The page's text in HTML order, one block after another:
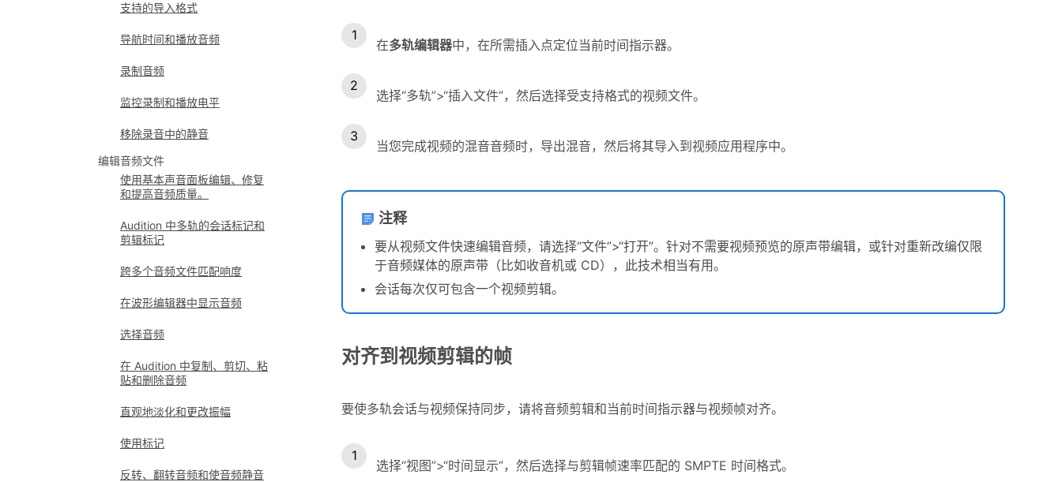
支持的导入格式
导航时间和播放音频
录制音频
监控录制和播放电平
移除录音中的静音
编辑音频文件
使用基本声音面板编辑、修复
和提高音频质量。
Audition 中多轨的会话标记和
剪辑标记
跨多个音频文件匹配响度
在波形编辑器中显示音频
选择音频
在 Audition 中复制、剪切、粘
贴和删除音频
直观地淡化和更改振幅
使用标记
反转、翻转音频和使音频静音
在多轨编辑器中，在所需插入点定位当前时间指示器。
选择“多轨”>“插入文件”，然后选择受支持格式的视频文件。
当您完成视频的混音音频时，导出混音，然后将其导入到视频应用程序中。
注释
要从视频文件快速编辑音频，请选择“文件”>“打开”。 针对不需要视频预览的原声带编辑，或针对重新改编仅限
于音频媒体的原声带（比如收音机或 CD），此技术相当有用。
会话每次仅可包含一个视频剪辑。
对齐到视频剪辑的帧
要使多轨会话与视频保持同步，请将音频剪辑和当前时间指示器与视频帧对齐。
选择“视图”>“时间显示”，然后选择与剪辑帧速率匹配的 SMPTE 时间格式。